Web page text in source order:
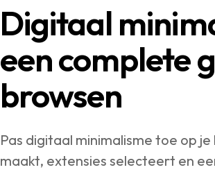
Digitaal
een complete
browsen
Pas digitaal minimalisme toe op
maakt, extensies selecteert en